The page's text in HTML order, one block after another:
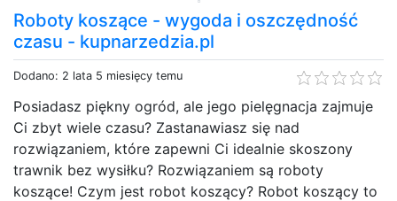
Roboty koszące - wygoda i oszczędność
czasu - kupnarzedzia.pl
Dodano: 2 lata 5 miesięcy temu
Posiadasz piękny ogród, ale jego pielęgnacja zajmuje
Ci zbyt wiele czasu? Zastanawiasz się nad
rozwiązaniem, które zapewni Ci idealnie skoszony
trawnik bez wysiłku? Rozwiązaniem są roboty
koszące! Czym jest robot koszący? Robot koszący to